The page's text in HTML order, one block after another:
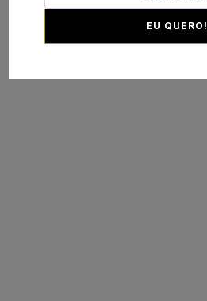
EU QUERO!